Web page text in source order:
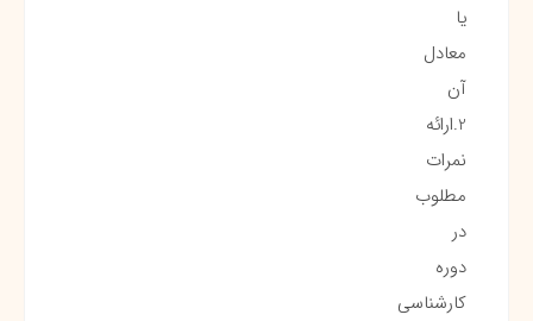
یا
معادل
آن
2.ارائه
نمرات
مطلوب
در
دوره
کارشناسی